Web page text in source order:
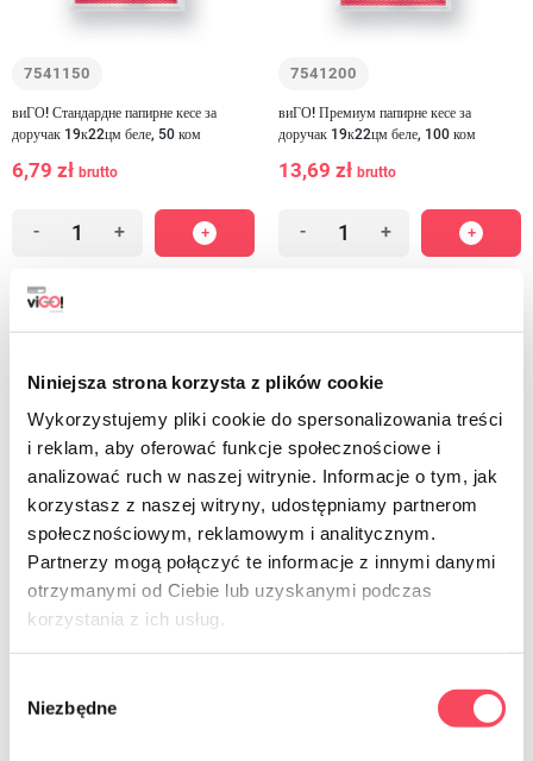
Niniejsza strona korzysta z plików cookie
Wykorzystujemy pliki cookie do spersonalizowania treści
i reklam, aby oferować funkcje społecznościowe i
analizować ruch w naszej witrynie. Informacje o tym, jak
korzystasz z naszej witryny, udostępniamy partnerom
społecznościowym, reklamowym i analitycznym.
Partnerzy mogą połączyć te informacje z innymi danymi
otrzymanymi od Ciebie lub uzyskanymi podczas
korzystania z ich usług.
zgody
Niezbędne
7541150
виГО! Стандардне папирне кесе за
доручак 19к22цм беле, 50 ком
6,79 zł brutto
- +
7541200
виГО! Премиум папирне кесе за
доручак 19к22цм беле, 100 ком
13,69 zł brutto
- +
7541250
виГО! Стандардне папирне кесе за
12,99 złbrutto
виГО! БИО Папирне кесе за доручак